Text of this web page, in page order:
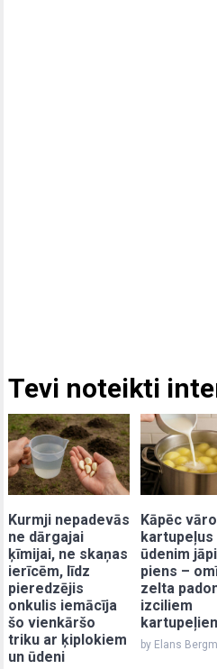
Tevi noteikti
Kurmji nepadevās
ne dārgajai
ķīmijai, ne skaņas
ierīcēm, līdz
pieredzējis
onkulis iemācīja
šo vienkāršo
triku ar ķiplokiem
un ūdeni
Kāpēc
kartupeļus
ūdenim
piens –
zelta
izciliem
by Elans